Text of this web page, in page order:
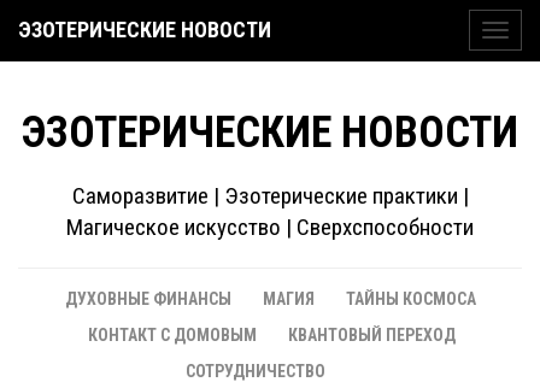
ЭЗОТЕРИЧЕСКИЕ НОВОСТИ
ЭЗОТЕРИЧЕСКИЕ НОВОСТИ
Саморазвитие | Эзотерические практики |
Магическое искусство | Сверхспособности
ДУХОВНЫЕ ФИНАНСЫ МАГИЯ
ТАЙНЫ КОСМОСА
КОНТАКТ С ДОМОВЫМ
КВАНТОВЫЙ ПЕРЕХОД
СОТРУДНИЧЕСТВО